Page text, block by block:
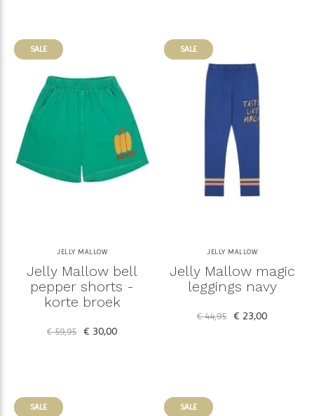
SALE
JELLY MALLOW
Jelly Mallow bell
pepper shorts -
korte broek
€ 59,95 € 30,00
SALE
JELLY MALLOW
Jelly Mallow magic
leggings navy
€ 44,95 € 23,00
SALE SALE